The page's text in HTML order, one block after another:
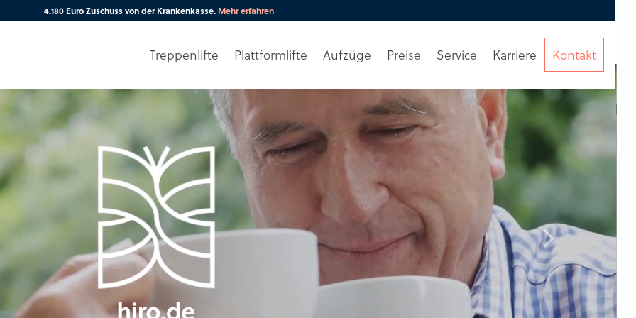
4.180 Euro Zuschuss von der Krankenkasse. Mehr erfahren
Treppenlifte Plattformlifte Aufzüge Preise Service Karriere Kontakt
Ihre PLZ Beratunganfordern